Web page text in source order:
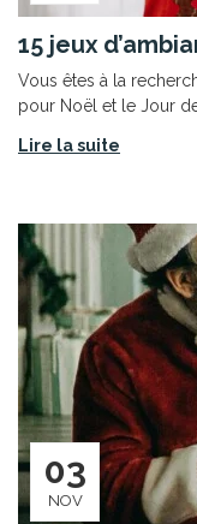
15 jeux
Vous êtes à la
pour Noël et le Jour de
Lire la suite
03
NOV